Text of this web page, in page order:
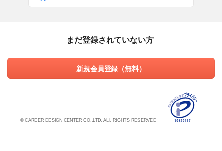
まだ登録されていない方
新規会員登録（無料）
© CAREER DESIGN CENTER CO.,LTD. ALL RIGHTS RESERVED